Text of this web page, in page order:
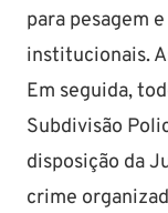
para pesagem
institucionais.
Em seguida,
Subdivisão
disposição da
crime